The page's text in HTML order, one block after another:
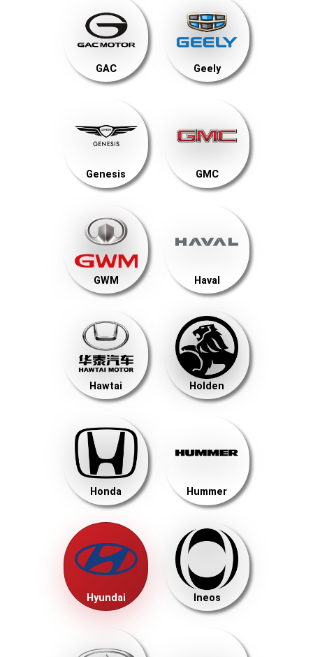
GAC Geely
Genesis GMC
GWM Haval
Hawtai Holden
Honda Hummer
Hyundai Ineos